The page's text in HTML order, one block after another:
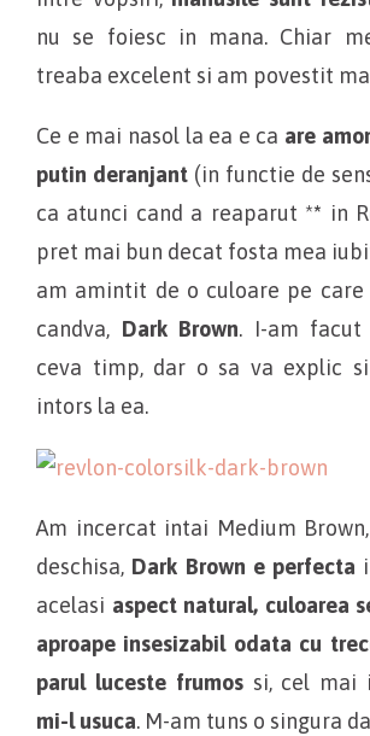
nu se foiesc in mana. Chiar
treaba excelent si am povestit
Ce e mai nasol la ea e ca are
putin deranjant (in functie de
ca atunci cand a reaparut ** in
pret mai bun decat fosta mea
am amintit de o culoare pe care
candva, Dark Brown. I-am facut
ceva timp, dar o sa va explic
intors la ea.
Am incercat intai Medium
deschisa, Dark Brown e perfecta
acelasi aspect natural, culoarea
aproape insesizabil odata cu
parul luceste frumossi, cel mai
mi-l usuca. M-am tuns o singura